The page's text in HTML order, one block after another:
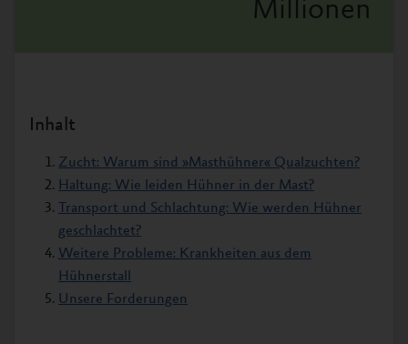
Millionen
Inhalt
Zucht: Warum sind »Masthühner« Qualzuchten?
Haltung: Wie leiden Hühner in der Mast?
Transport und Schlachtung: Wie werden Hühner
geschlachtet?
Weitere Probleme: Krankheiten aus dem
Hühnerstall
Unsere Forderungen